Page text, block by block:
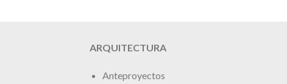
ARQUITECTURA
Anteproyectos